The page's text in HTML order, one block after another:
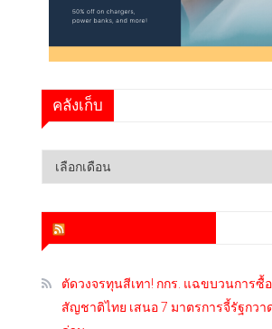
คลังเก็บ
คลัง
ตัดวงจรทุนสีเทา! กกร. แฉขบวนการซื้
สัญชาติไทย เสนอ 7 มาตรการจี้รัฐกวา